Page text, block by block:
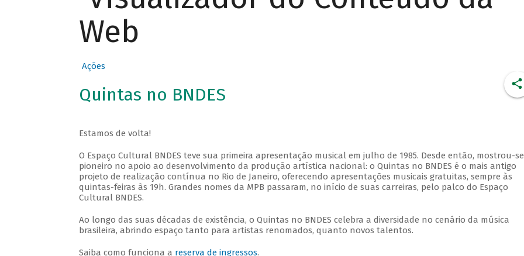
Web
Ações
Quintas no BNDES
Estamos de volta!
O Espaço Cultural BNDES teve sua primeira apresentação musical em julho de 1985. Desde então, mostrou-se
pioneiro no apoio ao desenvolvimento da produção artística nacional: o Quintas no BNDES é o mais antigo
projeto de realização contínua no Rio de Janeiro, oferecendo apresentações musicais gratuitas, sempre às
quintas-feiras às 19h. Grandes nomes da MPB passaram, no início de suas carreiras, pelo palco do Espaço
Cultural BNDES.
Ao longo das suas décadas de existência, o Quintas no BNDES celebra a diversidade no cenário da música
brasileira, abrindo espaço tanto para artistas renomados, quanto novos talentos.
Saiba como funciona a reserva de ingressos.